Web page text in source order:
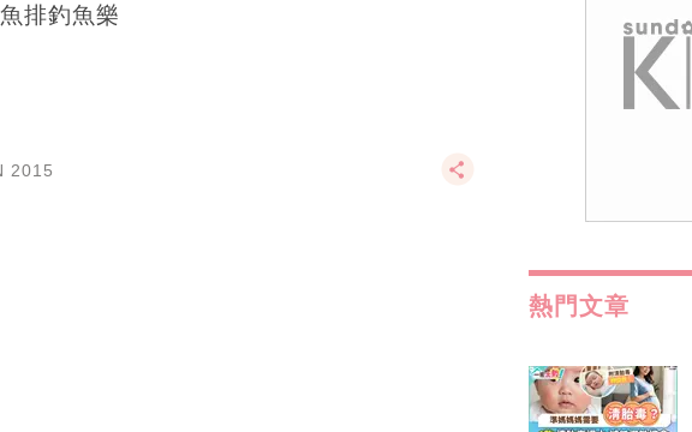
排釣魚樂
2015
熱門文章